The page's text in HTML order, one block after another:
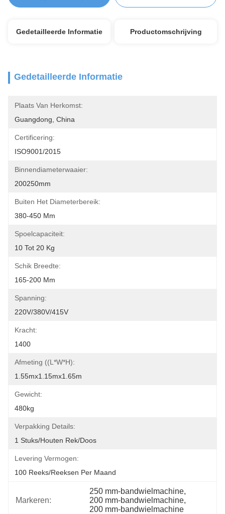
Gedetailleerde Informatie Productomschrijving
Gedetailleerde Informatie
Plaats Van Herkomst:
Guangdong, China
Certificering:
ISO9001/2015
Binnendiameterwaaier:
200250mm
Buiten Het Diameterbereik:
380-450 Mm
Spoelcapaciteit:
10 Tot 20 Kg
Schik Breedte:
165-200 Mm
Spanning:
220V/380V/415V
Kracht:
1400
Afmeting ((L*W*H):
1.55mx1.15mx1.65m
Gewicht:
480kg
Verpakking Details:
1 Stuks/houten Rek/doos
Levering Vermogen:
100 Reeks/Reeksen Per Maand
Markeren:
250 mm-bandwielmachine,
200 mm-bandwielmachine,
200 mm-bandwielmachine